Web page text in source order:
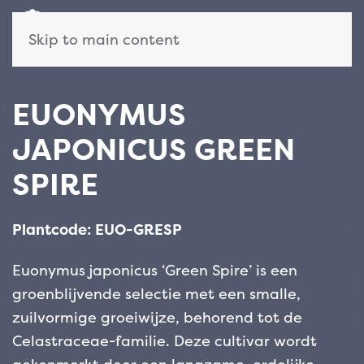
Skip to main content
EUONYMUS
JAPONICUS GREEN
SPIRE
Plantcode: EUO-GRESP
Euonymus japonicus ‘Green Spire’ is een
groenblijvende selectie met een smalle,
zuilvormige groeiwijze, behorend tot de
Celastraceae-familie. Deze cultivar wordt